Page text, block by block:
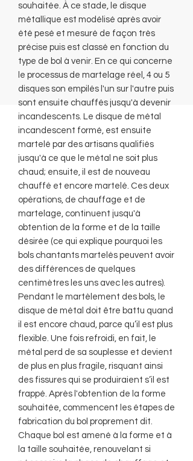
souhaitée. À ce stade, le disque
métallique est modélisé après avoir
été pesé et mesuré de façon très
précise puis est classé en fonction du
type de bol à venir. En ce qui concerne
le processus de martelage réel, 4 ou 5
disques son empilés l'un sur l'autre puis
sont ensuite chauffés jusqu'à devenir
incandescents. Le disque de métal
incandescent formé, est ensuite
martelé par des artisans qualifiés
jusqu'à ce que le métal ne soit plus
chaud; ensuite, il est de nouveau
chauffé et encore martelé. Ces deux
opérations, de chauffage et de
martelage, continuent jusqu'à
obtention de la forme et de la taille
désirée (ce qui explique pourquoi les
bols chantants martelés peuvent avoir
des différences de quelques
centimètres les uns avec les autres).
Pendant le martèlement des bols, le
disque de métal doit être battu quand
il est encore chaud, parce qu’il est plus
flexible. Une fois refroidi, en fait, le
métal perd de sa souplesse et devient
de plus en plus fragile, risquant ainsi
des fissures qui se produiraient s’il est
frappé. Après l'obtention de la forme
souhaitée, commencent les étapes de
fabrication du bol proprement dit.
Chaque bol est amené à la forme et à
la taille souhaitée, renouvelant si